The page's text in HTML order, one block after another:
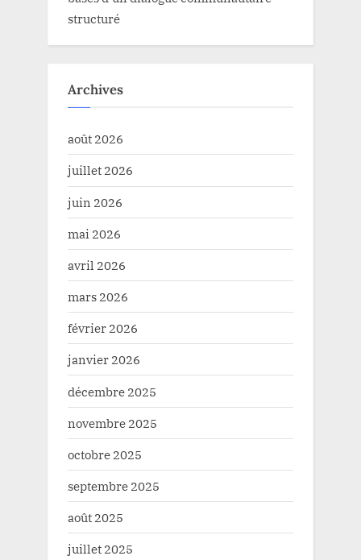
structuré
Archives
août 2026
juillet 2026
juin 2026
mai 2026
avril 2026
mars 2026
février 2026
janvier 2026
décembre 2025
novembre 2025
octobre 2025
septembre 2025
août 2025
juillet 2025